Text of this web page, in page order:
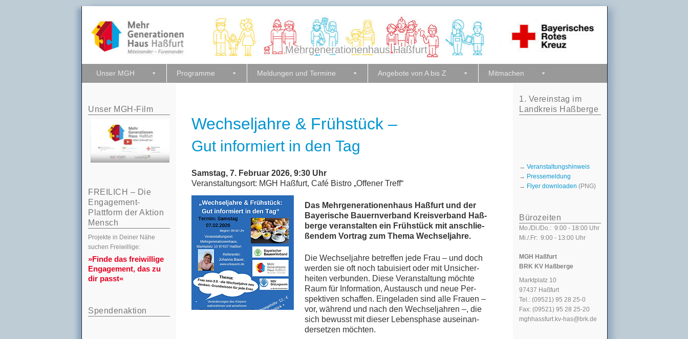
Mehrgenerationenhaus Haßfurt
Unser MGH Programme Meldungen und Termine Angebote von A bis Z Mitmachen
Wechseljahre & Frühstück –
Gut informiert in den Tag
Sams­tag, 7. Fe­bru­ar 2026, 9:30 Uhr
Ver­an­stal­tungs­ort: MGH Haß­furt, Café Bis­tro „Of­fe­ner Treff“
Das Mehr­ge­ne­ra­tio­nen­haus Haß­furt und der
Baye­ri­sche Bau­ern­ver­band Kreis­ver­band Haß­
ber­ge ver­an­stal­ten ein Früh­stück mit an­schlie­
ßen­dem Vor­trag zum The­ma Wechseljahre.
Die Wech­sel­jah­re be­tref­fen jede Frau – und doch
wer­den sie oft noch ta­bui­siert oder mit Un­si­cher­
hei­ten ver­bun­den. Die­se Ver­an­stal­tung möch­te
Raum für In­for­ma­ti­on, Aus­tausch und neue Per­
spek­ti­ven schaf­fen. Ein­ge­la­den sind alle Frau­en –
vor, wäh­rend und nach den Wech­sel­jah­ren –, die
sich be­wusst mit die­ser Le­bens­pha­se aus­ein­an­
der­set­zen möchten.
Unser MGH-Film
FREILICH – Die
Engagement-
Plattform der Aktion
Mensch
Projekte in Deiner Nähe
suchen Freiwillige:
»Finde das freiwillige
Engagement, das zu
dir passt«
Spendenaktion
1. Vereinstag im
Landkreis Haßberge
→Veranstaltungshinweis
→ Pressemeldung
→ Flyer downloaden (PNG)
Bürozeiten
Mo./Di./Do.: 9:00 - 18:00 Uhr
Mi./.Fr: 9:00 - 13:00 Uhr
MGH Haßfurt
BRK KV Haßberge
Marktplatz 10
97437 Haßfurt
Tel.: (09521) 95 28 25-0
Fax: (09521) 95 28 25-20
mghhassfurt.kv-has@brk.de